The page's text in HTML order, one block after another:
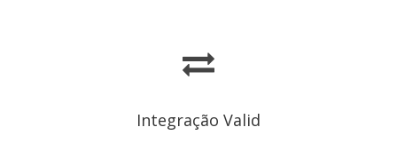
Integração Valid